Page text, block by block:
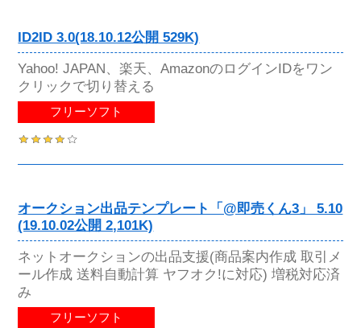
ID2ID 3.0(18.10.12公開 529K)
Yahoo! JAPAN、楽天、AmazonのログインIDをワン
クリックで切り替える
フリーソフト
オークション出品テンプレート「@即売くん3」 5.10
(19.10.02公開 2,101K)
ネットオークションの出品支援(商品案内作成 取引メ
ール作成 送料自動計算 ヤフオク!に対応) 増税対応済
み
フリーソフト